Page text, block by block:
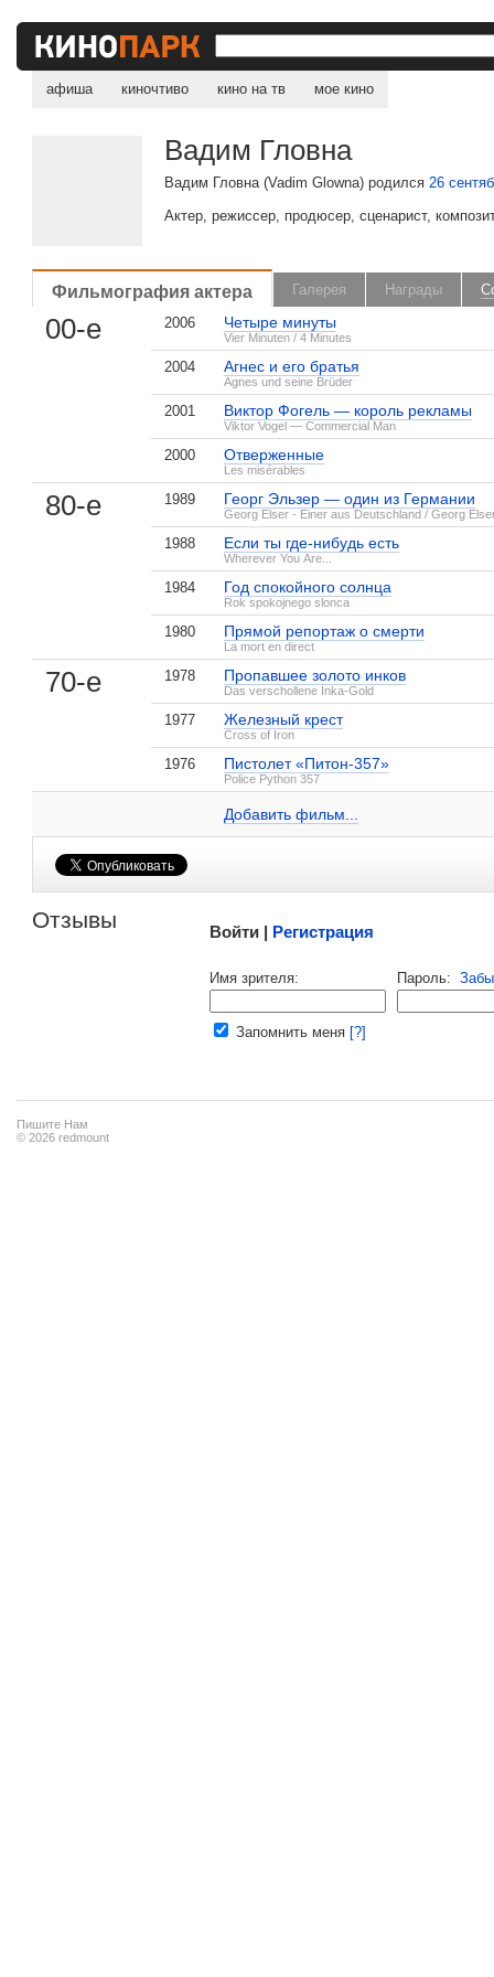
афиша киночтиво кино на тв мое кино
Вадим Гловна
Вадим Гловна (Vadim Glowna) родился26
Актер, режиссер, продюсер, сценарист,
Фильмография актера Галерея Награды
00-е 2006 Четыре минуты
Vier Minuten / 4 Minutes
2004 Агнес и его братья
Agnes und seine Brüder
2001 Виктор Фогель — король рекламы
Viktor Vogel — Commercial Man
2000 Отверженные
Les misérables
80-е 1989 Георг Эльзер — один из Германии
Georg Elser - Einer aus Deutschland / Georg
1988 Если ты где-нибудь есть
Wherever You Are...
1984 Год спокойного солнца
Rok spokojnego slonca
1980 Прямой репортаж о смерти
La mort en direct
70-е 1978 Пропавшее золото инков
Das verschollene Inka-Gold
1977 Железный крест
Cross of Iron
1976 Пистолет «Питон-357»
Police Python 357
Добавить фильм...
Вадим Гловна на IMDB.com
Отзывы
, поделитесь своим мнением
Войти | Регистрация
Имя зрителя: Пароль:
Запомнить меня [?]
Пишите Нам
© 2026 redmount